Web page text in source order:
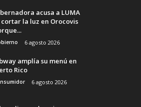
acusa a LUMA
la luz en Orocovis
6 agosto 2026
amplía su menú en
Rico
6 agosto 2026